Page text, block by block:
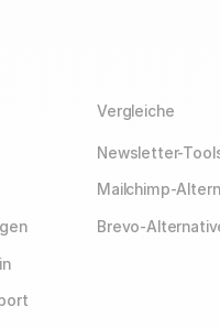
Vergleiche
Newsletter-
Mailchimp-
Brevo-